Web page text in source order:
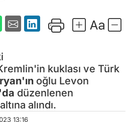
kuklası ve Türk
oğlu Levon
düzenlenen
alındı.
13:16